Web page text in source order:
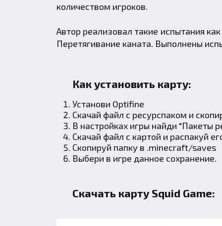
количеством игроков.
Автор реализовал такие испытания
Перетягивание каната. Выполнены
Как установить карту:
Установи Optifine
Скачай файл с ресурспаком и
В настройках игры найди "Пакеты
Скачай файл с картой и распакуй
Скопируй папку в .minecraft/saves
Выбери в игре данное сохранение.
Скачать карту Squid Game: